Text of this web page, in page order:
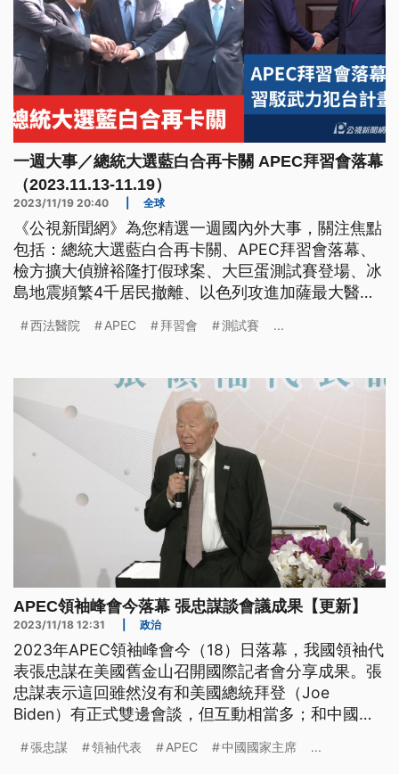
一週大事／總統大選藍白合再卡關 APEC拜習會落幕
（2023.11.13-11.19）
2023/11/19 20:40 全球
《公視新聞網》為您精選一週國內外大事，關注焦點
包括：總統大選藍白合再卡關、APEC拜習會落幕、
檢方擴大偵辦裕隆打假球案、大巨蛋測試賽登場、冰
島地震頻繁4千居民撤離、以色列攻進加薩最大醫
西法醫院 APEC 拜習會 測試賽 ...
APEC領袖峰會今落幕 張忠謀談會議成果【更新】
2023/11/18 12:31 政治
2023年APEC領袖峰會今（18）日落幕，我國領袖代
表張忠謀在美國舊金山召開國際記者會分享成果。張
忠謀表示這回雖然沒有和美國總統拜登（Joe
Biden）有正式雙邊會談，但互動相當多；和中國國
給予正面評價，認為美中降低緊張情勢有助於台海和
張忠謀 領袖代表 APEC 中國國家主席 ...